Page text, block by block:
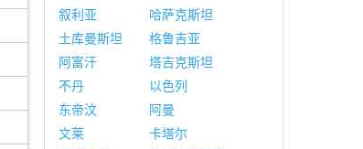
叙利亚
哈萨克斯坦
土库曼斯坦
格鲁吉亚
阿富汗
塔吉克斯坦
不丹
以色列
东帝汶
阿曼
文莱
卡塔尔